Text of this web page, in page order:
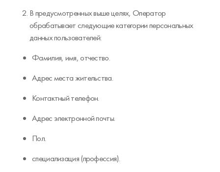
В предусмотренных выше целях, Оператор
обрабатывает следующие категории персональных
данных пользователей:
Фамилия, имя, отчество.
Адрес места жительства.
Контактный телефон.
Адрес электронной почты.
Пол.
специализация (профессия).